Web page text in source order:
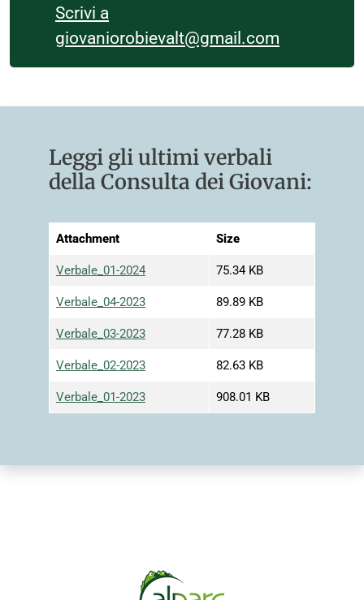
Scrivi a
giovaniorobievalt@gmail.com
Leggi gli ultimi verbali
della Consulta dei Giovani:
Attachment Size
Verbale_01-2024 75.34 KB
Verbale_04-2023 89.89 KB
Verbale_03-2023 77.28 KB
Verbale_02-2023 82.63 KB
Verbale_01-2023 908.01 KB